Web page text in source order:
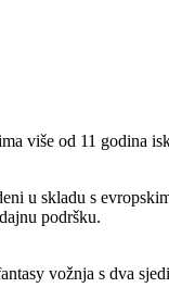
od 11 godina
u skladu s
podršku.